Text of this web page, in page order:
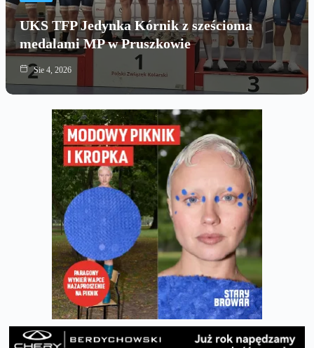
UKS TFP Jedynka Kórnik z sześcioma
medalami MP w Pruszkowie
Sie 4, 2026